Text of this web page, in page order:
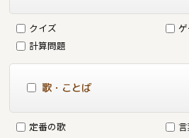
クイズ
計算問題
歌・ことば
定番の歌